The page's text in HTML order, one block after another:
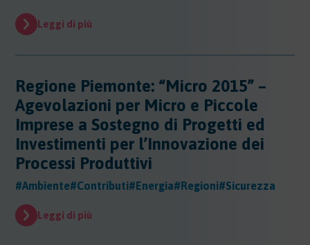
Altri Settori - Urbanistica
Ambiente - IPPC/AIA
Ambiente - Inquinamento Acustico
Ambiente - Autorizzazione Unica Ambientale
AUA
Ambiente - Rifiuti/RENTRI
Certificazioni - EMAS
Certificazioni - Sicurezza
Certificazioni - CSR
Contributi
Documenti
Edilizia
Edilizia
Energia
Energia
Normative
Leggi di più
Regione Piemonte: “Micro 2015” –
Agevolazioni per Micro e Piccole
Imprese a Sostegno di Progetti ed
Investimenti per l’Innovazione dei
Processi Produttivi
#Ambiente#Contributi#Energia#Regioni#Sicurezza
Leggi di più